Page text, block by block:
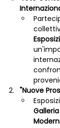
"Nuove